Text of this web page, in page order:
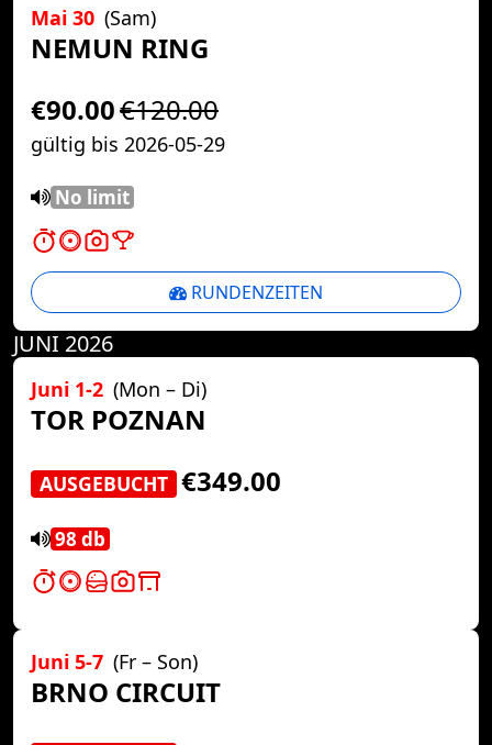
Mai 30 (Sam)
NEMUN RING
€90.00€120.00
gültig bis 2026-05-29
No limit
RUNDENZEITEN
JUNI 2026
Juni 1-2 (Mon – Di)
TOR POZNAN
AUSGEBUCHT €349.00
98 db
Juni 5-7 (Fr – Son)
BRNO CIRCUIT